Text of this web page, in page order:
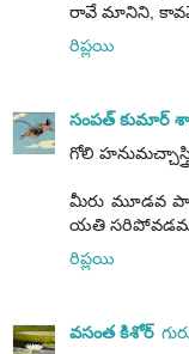
రావే మానిని, కావవే
రిప్లయి
సంపత్ కుమార్
గోలి
మీరు మూడవ
యతి
రిప్లయి
వసంత కిశోర్